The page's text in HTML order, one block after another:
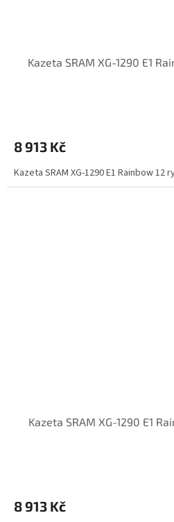
Kazeta SRAM XG-1290 E1
8 913 Kč
Kazeta SRAM XG-1290 E1 Rainbow 12
Kazeta SRAM XG-1290 E1
8 913 Kč